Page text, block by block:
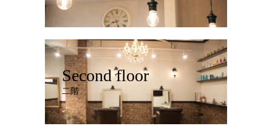
Second floor
二階